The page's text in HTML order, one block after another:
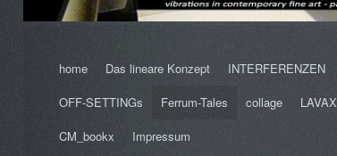
home Das lineare Konzept INTERFERENZEN
OFF-SETTINGs
Ferrum-Tales collage LAVAX
CM_bookx
Impressum